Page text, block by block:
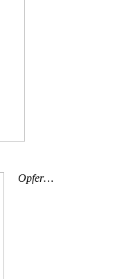
Opfer…